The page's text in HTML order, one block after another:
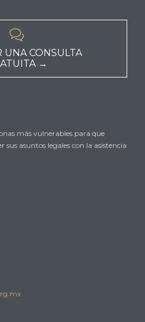

UNA CONSULTA
→
más vulnerables para que
sus asuntos legales con la asistencia